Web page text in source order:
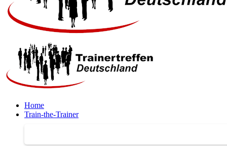
Home
Train-the-Trainer